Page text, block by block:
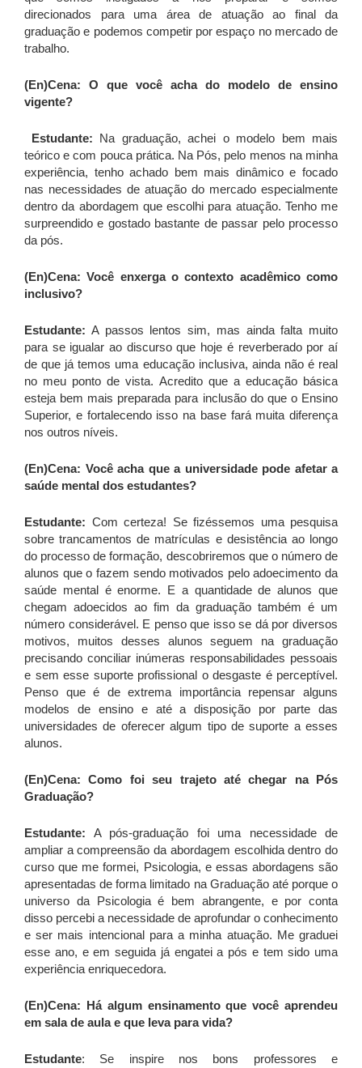
direcionados para uma área de atuação ao final da
graduação e podemos competir por espaço no mercado de
trabalho.
(En)Cena: O que você acha do modelo de ensino
vigente?
Estudante: Na graduação, achei o modelo bem mais
teórico e com pouca prática. Na Pós, pelo menos na minha
experiência, tenho achado bem mais dinâmico e focado
nas necessidades de atuação do mercado especialmente
dentro da abordagem que escolhi para atuação. Tenho me
surpreendido e gostado bastante de passar pelo processo
da pós.
(En)Cena: Você enxerga o contexto acadêmico como
inclusivo?
Estudante: A passos lentos sim, mas ainda falta muito
para se igualar ao discurso que hoje é reverberado por aí
de que já temos uma educação inclusiva, ainda não é real
no meu ponto de vista. Acredito que a educação básica
esteja bem mais preparada para inclusão do que o Ensino
Superior, e fortalecendo isso na base fará muita diferença
nos outros níveis.
(En)Cena: Você acha que a universidade pode afetar a
saúde mental dos estudantes?
Estudante: Com certeza! Se fizéssemos uma pesquisa
sobre trancamentos de matrículas e desistência ao longo
do processo de formação, descobriremos que o número de
alunos que o fazem sendo motivados pelo adoecimento da
saúde mental é enorme. E a quantidade de alunos que
chegam adoecidos ao fim da graduação também é um
número considerável. E penso que isso se dá por diversos
motivos, muitos desses alunos seguem na graduação
precisando conciliar inúmeras responsabilidades pessoais
e sem esse suporte profissional o desgaste é perceptível.
Penso que é de extrema importância repensar alguns
modelos de ensino e até a disposição por parte das
universidades de oferecer algum tipo de suporte a esses
alunos.
(En)Cena: Como foi seu trajeto até chegar na Pós
Graduação?
Estudante: A pós-graduação foi uma necessidade de
ampliar a compreensão da abordagem escolhida dentro do
curso que me formei, Psicologia, e essas abordagens são
apresentadas de forma limitado na Graduação até porque o
universo da Psicologia é bem abrangente, e por conta
disso percebi a necessidade de aprofundar o conhecimento
e ser mais intencional para a minha atuação. Me graduei
esse ano, e em seguida já engatei a pós e tem sido uma
experiência enriquecedora.
(En)Cena: Há algum ensinamento que você aprendeu
em sala de aula e que leva para vida?
Estudante: Se inspire nos bons professores e